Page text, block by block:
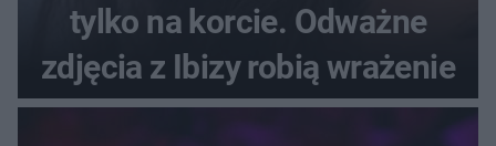
tylko na korcie. Odważne
zdjęcia z Ibizy robią wrażenie